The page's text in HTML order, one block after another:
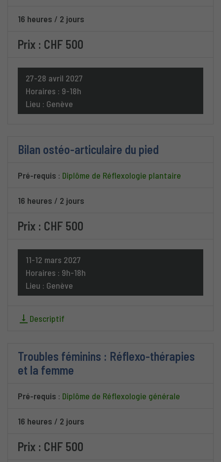
16 heures / 2 jours
Prix : CHF 500
27-28 avril 2027
Horaires : 9-18h
Lieu : Genève
Bilan ostéo-articulaire du pied
Pré-requis : Diplôme de Réflexologie plantaire
16 heures / 2 jours
Prix : CHF 500
11-12 mars 2027
Horaires : 9h-18h
Lieu : Genève
Descriptif
Troubles féminins : Réflexo-thérapies
et la femme
Pré-requis : Diplôme de Réflexologie générale
16 heures / 2 jours
Prix : CHF 500